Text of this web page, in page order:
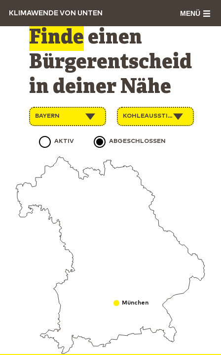
KLIMAWENDE VON UNTEN MENÜ
München
Finde einen
Bürgerentscheid
in deiner Nähe
BAYERN KOHLEAUSSTIEG
AKTIV ABGESCHLOSSEN